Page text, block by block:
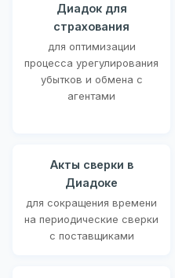
Диадок для
страхования
для оптимизации
процесса урегулирования
убытков и обмена с
агентами
Акты сверки в
Диадоке
для сокращения времени
на периодические сверки
с поставщиками